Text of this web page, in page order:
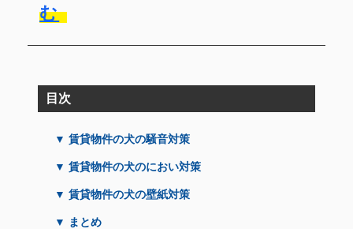
む
目次
▼ 賃貸物件の犬の騒音対策
▼ 賃貸物件の犬のにおい対策
▼ 賃貸物件の犬の壁紙対策
▼ まとめ